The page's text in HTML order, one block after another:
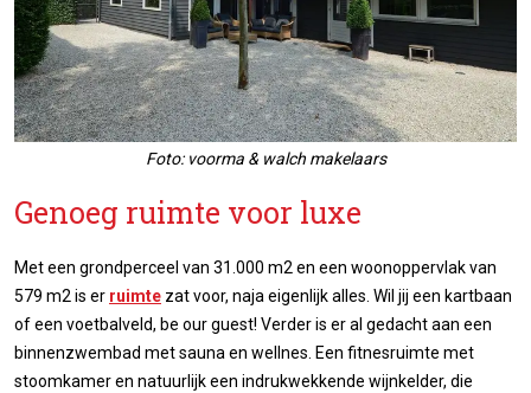
Foto: voorma & walch makelaars
Genoeg ruimte voor luxe
Met een grondperceel van 31.000 m2 en een woonoppervlak van
579 m2 is er ruimte zat voor, naja eigenlijk alles. Wil jij een kartbaan
of een voetbalveld, be our guest! Verder is er al gedacht aan een
binnenzwembad met sauna en wellnes. Een fitnesruimte met
stoomkamer en natuurlijk een indrukwekkende wijnkelder, die